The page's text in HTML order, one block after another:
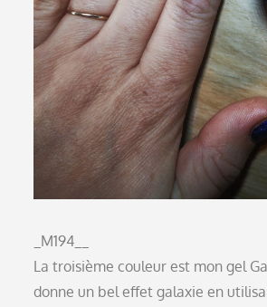
_M194__
La troisième couleur est mon gel
donne un bel effet galaxie en